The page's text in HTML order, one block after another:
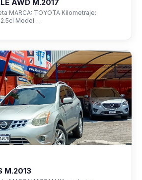
AWD M.2017
MARCA: TOYOTA Kilometraje:
2.5cl Model…
M.2013